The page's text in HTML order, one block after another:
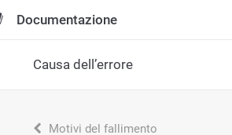
Documentazione
Causa dell’errore
Motivi del fallimento